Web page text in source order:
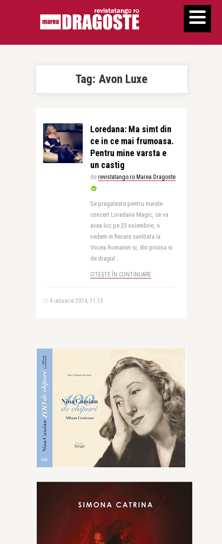
Tag: Avon Luxe
Loredana: Ma simt din
ce in ce mai frumoasa.
Pentru mine varsta e
un castig
de revistatango.ro Marea Dragoste
Se pregateste pentru marele
concert Loredana Magic, ce va
avea loc pe 23 noiembrie, o
vedem in fiecare sambata la
Vocea Romaniei si, din pricina si
de dragul ..
CITEȘTE ÎN CONTINUARE
4 ianuarie 2014, 11:13